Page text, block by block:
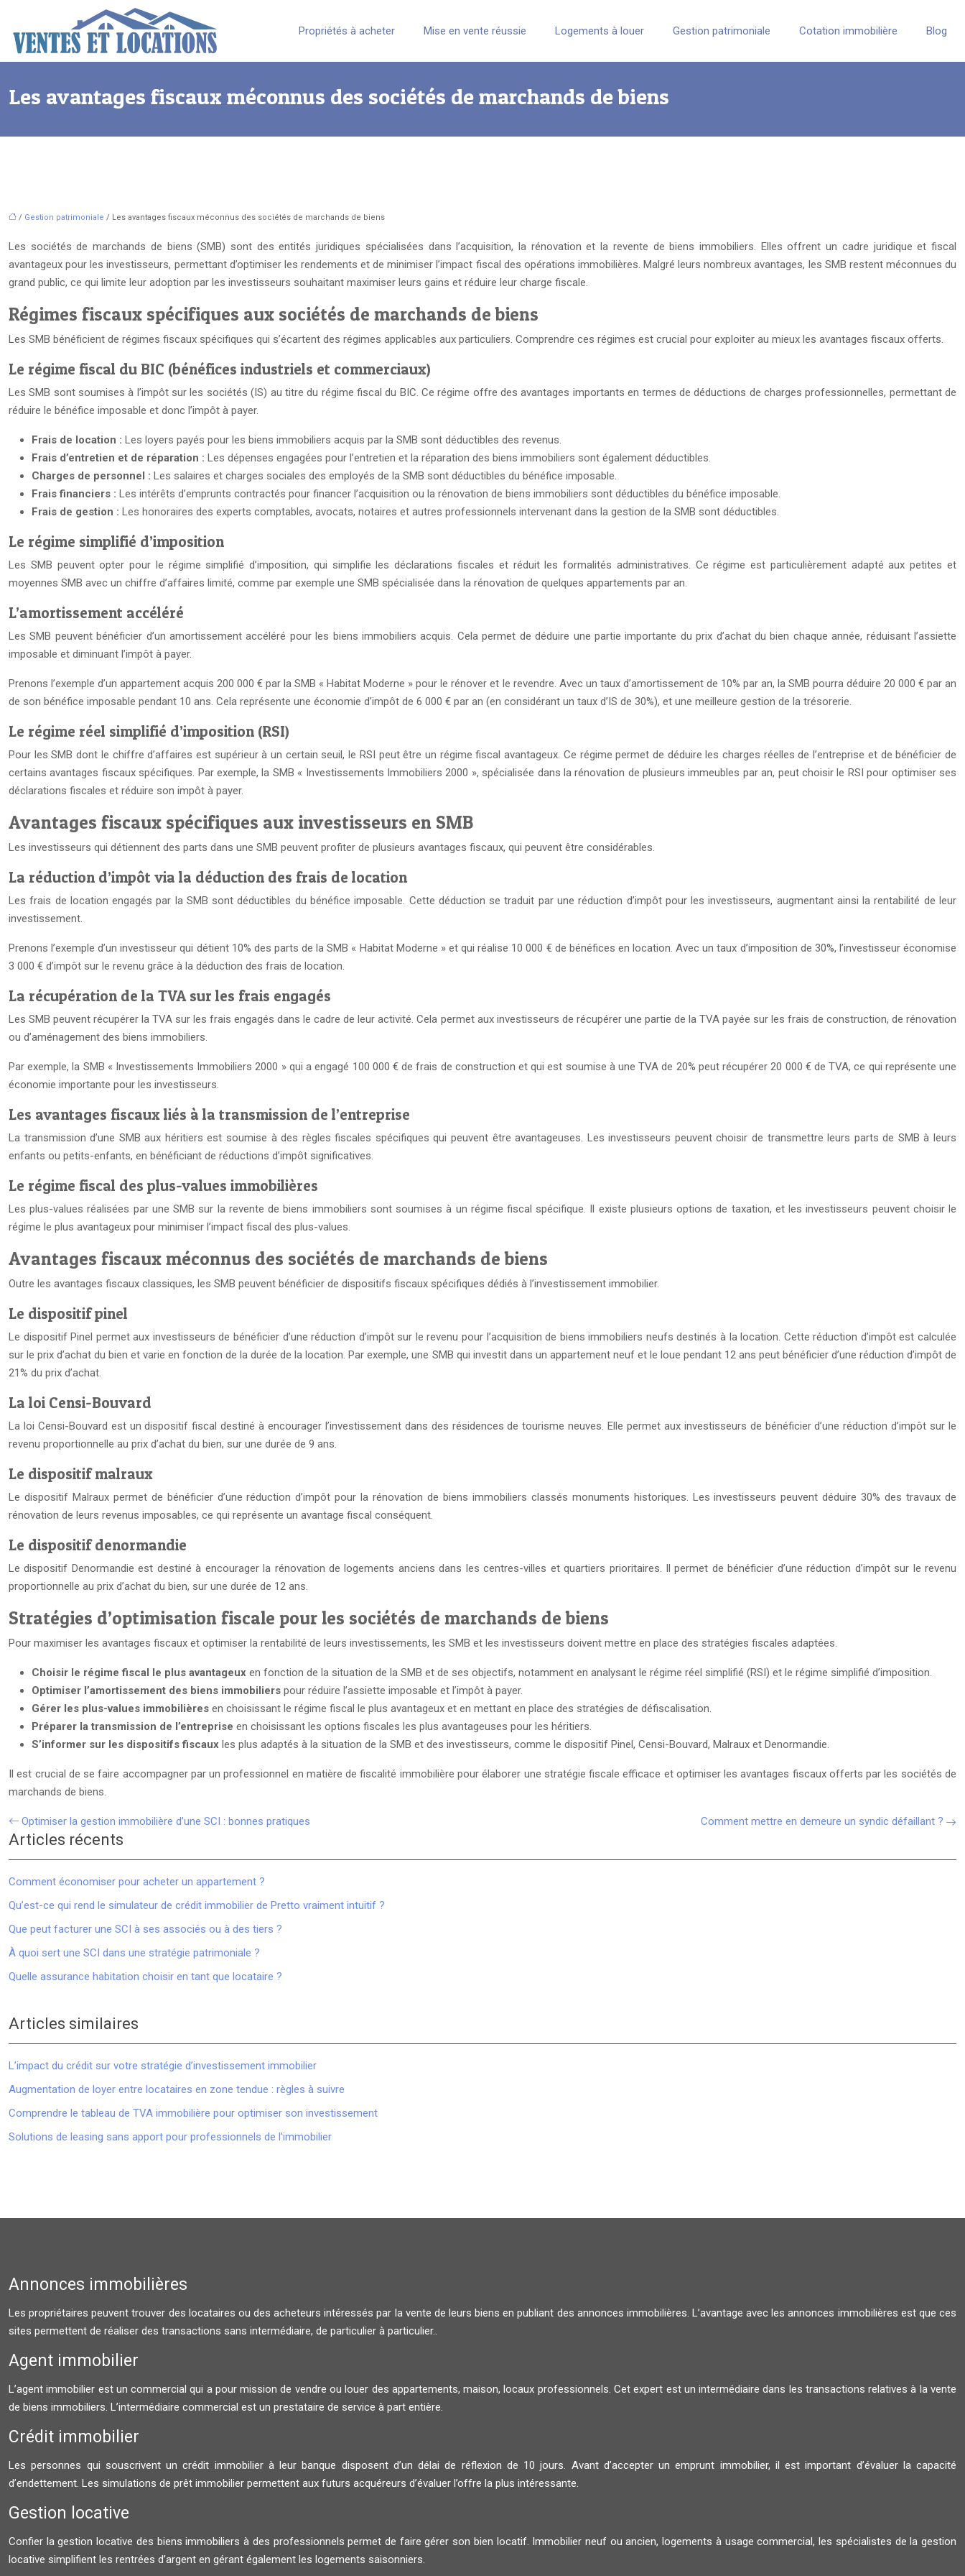
Propriétés à acheter Mise en vente réussie Logements à louer Gestion patrimoniale Cotation immobilière Blog
Les avantages fiscaux méconnus des sociétés de marchands de biens
/ Gestion patrimoniale / Les avantages fiscaux méconnus des sociétés de marchands de biens
Les sociétés de marchands de biens (SMB) sont des entités juridiques spécialisées dans l’acquisition, la rénovation et la revente de biens immobiliers. Elles offrent un cadre juridique et fiscal
avantageux pour les investisseurs, permettant d’optimiser les rendements et de minimiser l’impact fiscal des opérations immobilières. Malgré leurs nombreux avantages, les SMB restent méconnues du
grand public, ce qui limite leur adoption par les investisseurs souhaitant maximiser leurs gains et réduire leur charge fiscale.
Régimes fiscaux spécifiques aux sociétés de marchands de biens
Les SMB bénéficient de régimes fiscaux spécifiques qui s’écartent des régimes applicables aux particuliers. Comprendre ces régimes est crucial pour exploiter au mieux les avantages fiscaux offerts.
Le régime fiscal du BIC (bénéfices industriels et commerciaux)
Les SMB sont soumises à l’impôt sur les sociétés (IS) au titre du régime fiscal du BIC. Ce régime offre des avantages importants en termes de déductions de charges professionnelles, permettant de
réduire le bénéfice imposable et donc l’impôt à payer.
Frais de location : Les loyers payés pour les biens immobiliers acquis par la SMB sont déductibles des revenus.
Frais d’entretien et de réparation : Les dépenses engagées pour l’entretien et la réparation des biens immobiliers sont également déductibles.
Charges de personnel : Les salaires et charges sociales des employés de la SMB sont déductibles du bénéfice imposable.
Frais financiers : Les intérêts d’emprunts contractés pour financer l’acquisition ou la rénovation de biens immobiliers sont déductibles du bénéfice imposable.
Frais de gestion : Les honoraires des experts comptables, avocats, notaires et autres professionnels intervenant dans la gestion de la SMB sont déductibles.
Le régime simplifié d’imposition
Les SMB peuvent opter pour le régime simplifié d’imposition, qui simplifie les déclarations fiscales et réduit les formalités administratives. Ce régime est particulièrement adapté aux petites et
moyennes SMB avec un chiffre d’affaires limité, comme par exemple une SMB spécialisée dans la rénovation de quelques appartements par an.
L’amortissement accéléré
Les SMB peuvent bénéficier d’un amortissement accéléré pour les biens immobiliers acquis. Cela permet de déduire une partie importante du prix d’achat du bien chaque année, réduisant l’assiette
imposable et diminuant l’impôt à payer.
Prenons l’exemple d’un appartement acquis 200 000 € par la SMB « Habitat Moderne » pour le rénover et le revendre. Avec un taux d’amortissement de 10% par an, la SMB pourra déduire 20 000 € par an
de son bénéfice imposable pendant 10 ans. Cela représente une économie d’impôt de 6 000 € par an (en considérant un taux d’IS de 30%), et une meilleure gestion de la trésorerie.
Le régime réel simplifié d’imposition (RSI)
Pour les SMB dont le chiffre d’affaires est supérieur à un certain seuil, le RSI peut être un régime fiscal avantageux. Ce régime permet de déduire les charges réelles de l’entreprise et de bénéficier de
certains avantages fiscaux spécifiques. Par exemple, la SMB « Investissements Immobiliers 2000 », spécialisée dans la rénovation de plusieurs immeubles par an, peut choisir le RSI pour optimiser ses
déclarations fiscales et réduire son impôt à payer.
Avantages fiscaux spécifiques aux investisseurs en SMB
Les investisseurs qui détiennent des parts dans une SMB peuvent profiter de plusieurs avantages fiscaux, qui peuvent être considérables.
La réduction d’impôt via la déduction des frais de location
Les frais de location engagés par la SMB sont déductibles du bénéfice imposable. Cette déduction se traduit par une réduction d’impôt pour les investisseurs, augmentant ainsi la rentabilité de leur
investissement.
Prenons l’exemple d’un investisseur qui détient 10% des parts de la SMB « Habitat Moderne » et qui réalise 10 000 € de bénéfices en location. Avec un taux d’imposition de 30%, l’investisseur économise
3 000 € d’impôt sur le revenu grâce à la déduction des frais de location.
La récupération de la TVA sur les frais engagés
Les SMB peuvent récupérer la TVA sur les frais engagés dans le cadre de leur activité. Cela permet aux investisseurs de récupérer une partie de la TVA payée sur les frais de construction, de rénovation
ou d’aménagement des biens immobiliers.
Par exemple, la SMB « Investissements Immobiliers 2000 » qui a engagé 100 000 € de frais de construction et qui est soumise à une TVA de 20% peut récupérer 20 000 € de TVA, ce qui représente une
économie importante pour les investisseurs.
Les avantages fiscaux liés à la transmission de l’entreprise
La transmission d’une SMB aux héritiers est soumise à des règles fiscales spécifiques qui peuvent être avantageuses. Les investisseurs peuvent choisir de transmettre leurs parts de SMB à leurs
enfants ou petits-enfants, en bénéficiant de réductions d’impôt significatives.
Le régime fiscal des plus-values immobilières
Les plus-values réalisées par une SMB sur la revente de biens immobiliers sont soumises à un régime fiscal spécifique. Il existe plusieurs options de taxation, et les investisseurs peuvent choisir le
régime le plus avantageux pour minimiser l’impact fiscal des plus-values.
Avantages fiscaux méconnus des sociétés de marchands de biens
Outre les avantages fiscaux classiques, les SMB peuvent bénéficier de dispositifs fiscaux spécifiques dédiés à l’investissement immobilier.
Le dispositif pinel
Le dispositif Pinel permet aux investisseurs de bénéficier d’une réduction d’impôt sur le revenu pour l’acquisition de biens immobiliers neufs destinés à la location. Cette réduction d’impôt est calculée
sur le prix d’achat du bien et varie en fonction de la durée de la location. Par exemple, une SMB qui investit dans un appartement neuf et le loue pendant 12 ans peut bénéficier d’une réduction d’impôt de
21% du prix d’achat.
La loi Censi-Bouvard
La loi Censi-Bouvard est un dispositif fiscal destiné à encourager l’investissement dans des résidences de tourisme neuves. Elle permet aux investisseurs de bénéficier d’une réduction d’impôt sur le
revenu proportionnelle au prix d’achat du bien, sur une durée de 9 ans.
Le dispositif malraux
Le dispositif Malraux permet de bénéficier d’une réduction d’impôt pour la rénovation de biens immobiliers classés monuments historiques. Les investisseurs peuvent déduire 30% des travaux de
rénovation de leurs revenus imposables, ce qui représente un avantage fiscal conséquent.
Le dispositif denormandie
Le dispositif Denormandie est destiné à encourager la rénovation de logements anciens dans les centres-villes et quartiers prioritaires. Il permet de bénéficier d’une réduction d’impôt sur le revenu
proportionnelle au prix d’achat du bien, sur une durée de 12 ans.
Stratégies d’optimisation fiscale pour les sociétés de marchands de biens
Pour maximiser les avantages fiscaux et optimiser la rentabilité de leurs investissements, les SMB et les investisseurs doivent mettre en place des stratégies fiscales adaptées.
Choisir le régime fiscal le plus avantageux en fonction de la situation de la SMB et de ses objectifs, notamment en analysant le régime réel simplifié (RSI) et le régime simplifié d’imposition.
Optimiser l’amortissement des biens immobiliers pour réduire l’assiette imposable et l’impôt à payer.
Gérer les plus-values immobilières en choisissant le régime fiscal le plus avantageux et en mettant en place des stratégies de défiscalisation.
Préparer la transmission de l’entreprise en choisissant les options fiscales les plus avantageuses pour les héritiers.
S’informer sur les dispositifs fiscaux les plus adaptés à la situation de la SMB et des investisseurs, comme le dispositif Pinel, Censi-Bouvard, Malraux et Denormandie.
Il est crucial de se faire accompagner par un professionnel en matière de fiscalité immobilière pour élaborer une stratégie fiscale efficace et optimiser les avantages fiscaux offerts par les sociétés de
marchands de biens.
Optimiser la gestion immobilière d’une SCI : bonnes pratiques Comment mettre en demeure un syndic défaillant ?
Articles récents
Comment économiser pour acheter un appartement ?
Qu’est-ce qui rend le simulateur de crédit immobilier de Pretto vraiment intuitif ?
Que peut facturer une SCI à ses associés ou à des tiers ?
À quoi sert une SCI dans une stratégie patrimoniale ?
Quelle assurance habitation choisir en tant que locataire ?
Articles similaires
L’impact du crédit sur votre stratégie d’investissement immobilier
Augmentation de loyer entre locataires en zone tendue : règles à suivre
Comprendre le tableau de TVA immobilière pour optimiser son investissement
Solutions de leasing sans apport pour professionnels de l’immobilier
Annonces immobilières
Les propriétaires peuvent trouver des locataires ou des acheteurs intéressés par la vente de leurs biens en publiant des annonces immobilières. L’avantage avec les annonces immobilières est que ces
sites permettent de réaliser des transactions sans intermédiaire, de particulier à particulier..
Agent immobilier
L’agent immobilier est un commercial qui a pour mission de vendre ou louer des appartements, maison, locaux professionnels. Cet expert est un intermédiaire dans les transactions relatives à la vente
de biens immobiliers. L’intermédiaire commercial est un prestataire de service à part entière.
Crédit immobilier
Les personnes qui souscrivent un crédit immobilier à leur banque disposent d’un délai de réflexion de 10 jours. Avant d’accepter un emprunt immobilier, il est important d’évaluer la capacité
d’endettement. Les simulations de prêt immobilier permettent aux futurs acquéreurs d’évaluer l’offre la plus intéressante.
Gestion locative
Confier la gestion locative des biens immobiliers à des professionnels permet de faire gérer son bien locatif. Immobilier neuf ou ancien, logements à usage commercial, les spécialistes de la gestion
locative simplifient les rentrées d’argent en gérant également les logements saisonniers.